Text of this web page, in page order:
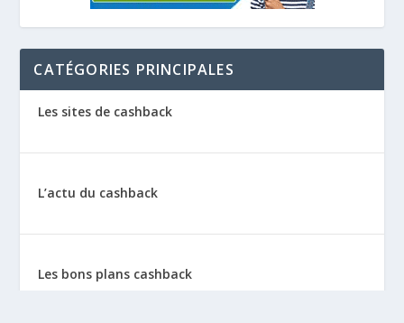
CATÉGORIES PRINCIPALES
Les sites de cashback
L’actu du cashback
Les bons plans cashback